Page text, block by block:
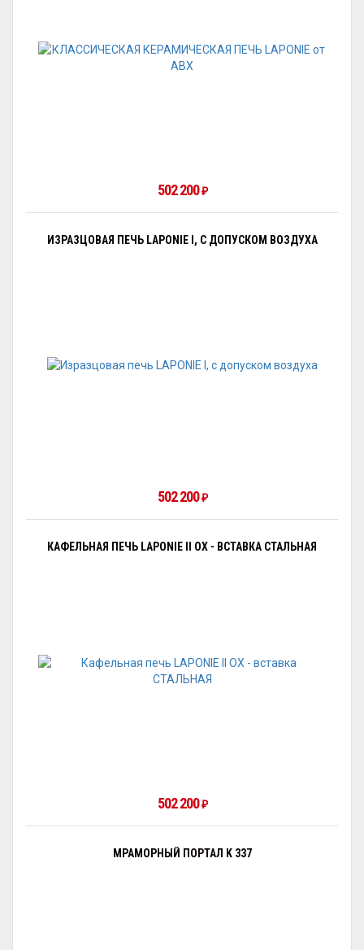
502 200₽
ИЗРАЗЦОВАЯ ПЕЧЬ LAPONIE I, С ДОПУСКОМ ВОЗДУХА
502 200₽
КАФЕЛЬНАЯ ПЕЧЬ LAPONIE II OX - ВСТАВКА СТАЛЬНАЯ
502 200₽
МРАМОРНЫЙ ПОРТАЛ K 337